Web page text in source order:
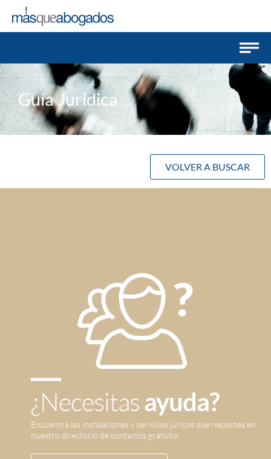
Guía Jurídica
VOLVER A BUSCAR
¿Necesitasayuda?
Encuentra las instalaciones y servicios jurícos que necesites en
nuestro directorio de contactos gratuito.